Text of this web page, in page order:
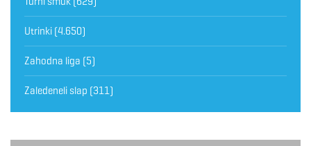
Utrinki (4.650)
Zahodna liga (5)
Zaledeneli slap (311)